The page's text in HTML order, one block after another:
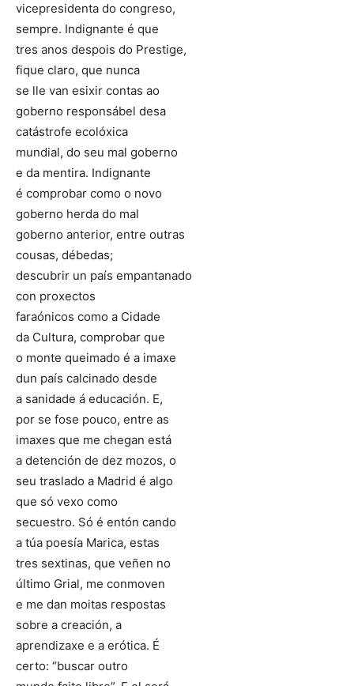
vicepresidenta do congreso,
sempre. Indignante é que
tres anos despois do Prestige,
fique claro, que nunca
se lle van esixir contas ao
goberno responsábel desa
catástrofe ecolóxica
mundial, do seu mal goberno
e da mentira. Indignante
é comprobar como o novo
goberno herda do mal
goberno anterior, entre outras
cousas, débedas;
descubrir un país empantanado
con proxectos
faraónicos como a Cidade
da Cultura, comprobar que
o monte queimado é a imaxe
dun país calcinado desde
a sanidade á educación. E,
por se fose pouco, entre as
imaxes que me chegan está
a detención de dez mozos, o
seu traslado a Madrid é algo
que só vexo como
secuestro. Só é entón cando
a túa poesía Marica, estas
tres sextinas, que veñen no
último Grial, me conmoven
e me dan moitas respostas
sobre a creación, a
aprendizaxe e a erótica. É
certo: “buscar outro